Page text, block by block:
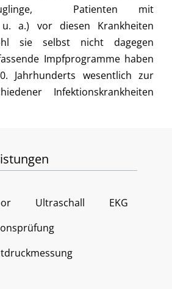
Patienten mit
u. a.) vor diesen Krankheiten
sie selbst nicht dagegen
Impfprogramme haben
Jahrhunderts wesentlich zur
Infektionskrankheiten
Ultraschall
EKG